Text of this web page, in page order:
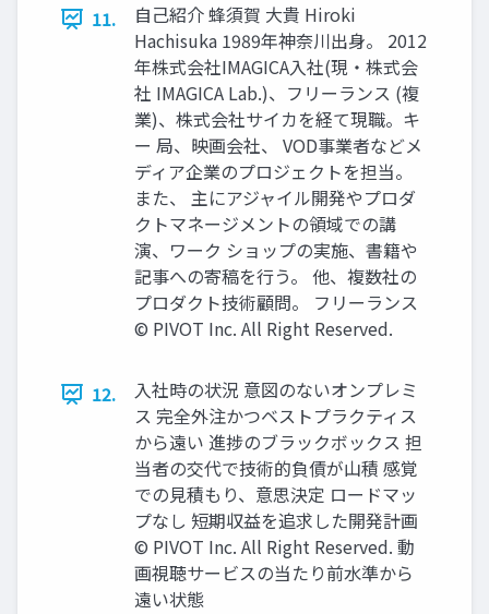
11.
自己紹介 蜂須賀 大貴 Hiroki
Hachisuka 1989年神奈川出身。 2012
年株式会社IMAGICA入社(現・株式会
社 IMAGICA Lab.)、フリーランス (複
業)、株式会社サイカを経て現職。キ
ー 局、映画会社、 VOD事業者などメ
ディア企業のプロジェクトを担当。
また、 主にアジャイル開発やプロダ
クトマネージメントの領域での講
演、ワーク ショップの実施、書籍や
記事への寄稿を行う。 他、複数社の
プロダクト技術顧問。 フリーランス
© PIVOT Inc. All Right Reserved.
12.
入社時の状況 意図のないオンプレミ
ス 完全外注かつベストプラクティス
から遠い 進捗のブラックボックス 担
当者の交代で技術的負債が山積 感覚
での見積もり、意思決定 ロードマッ
プなし 短期収益を追求した開発計画
© PIVOT Inc. All Right Reserved. 動
画視聴サービスの当たり前水準から
遠い状態